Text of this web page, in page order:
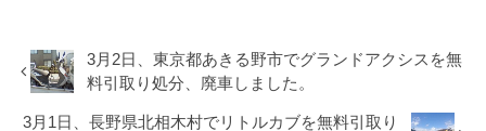
3月2日、東京都あきる野市でグランドアクシスを無
料引取り処分、廃車しました。
3月1日、長野県北相木村でリトルカブを無料引取り